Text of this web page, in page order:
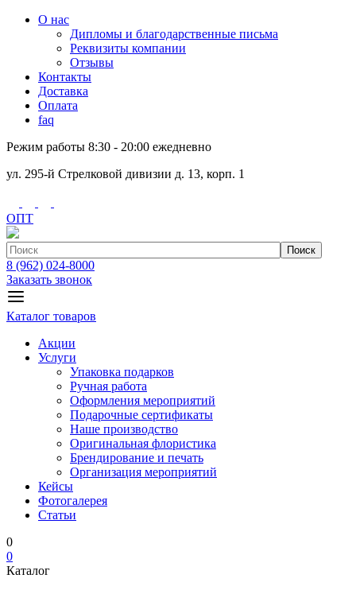
О нас
Дипломы и благодарственные письма
Реквизиты компании
Отзывы
Контакты
Доставка
Оплата
faq
Режим работы 8:30 - 20:00 ежедневно
ул. 295-й Стрелковой дивизии д. 13, корп. 1
ОПТ
Поиск
8 (962) 024-8000
Заказать звонок
Каталог товаров
Акции
Услуги
Упаковка подарков
Ручная работа
Оформления мероприятий
Подарочные сертификаты
Наше производство
Оригинальная флористика
Брендирование и печать
Организация мероприятий
Кейсы
Фотогалерея
Статьи
0
0
Каталог